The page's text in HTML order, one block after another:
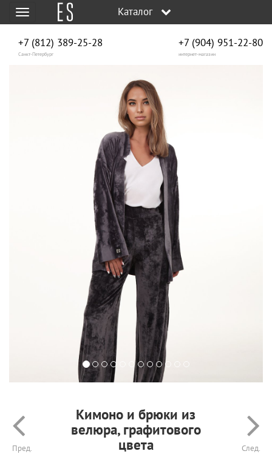
Меню Каталог
+7 (812) 389-25-28
Санкт-Петербург
+7 (904) 951‑22‑80
интернет-магазин
Пред.
Кимоно и брюки из
велюра, графитового
цвета
След.